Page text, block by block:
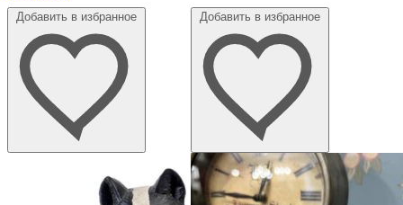
Добавить в избранное Добавить в избранное